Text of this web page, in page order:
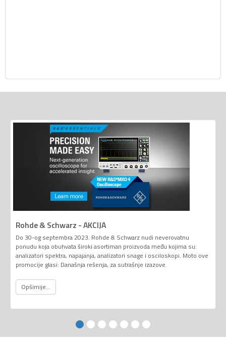
Rohde & Schwarz - AKCIJA
Do 30-og septembra 2023. Rohde & Schwarz nudi neverovatnu
ponudu koja obuhvata široki asortiman proizvoda među kojima su:
analizatori spektra, napajanja, analizatori snage i osciloskopi. Moto ove
promocije glasi: Današnja rešenja, za sutrašnje izazove.
Opširnije...